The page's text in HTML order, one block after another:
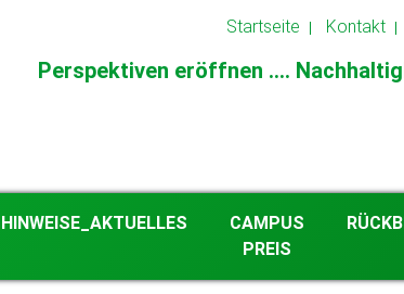
Startseite Kontakt
Perspektiven eröffnen ....
HINWEISE_AKTUELLES
CAMPUS
PREIS